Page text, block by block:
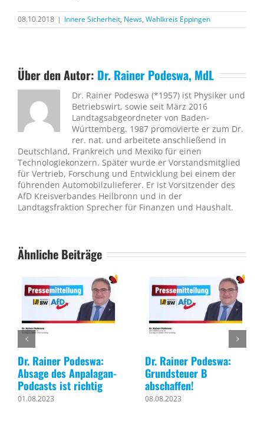
08.10.2018 | Innere Sicherheit, News, Wahlkreis Eppingen
Über den Autor: Dr. Rainer Podeswa, MdL
Dr. Rainer Podeswa (*1957) ist Physiker und
Betriebswirt, sowie seit März 2016
Landtagsabgeordneter von Baden-
Württemberg. 1987 promovierte er zum Dr.
rer. nat. und arbeitete anschließend in
Deutschland, Frankreich und Mexiko für einen
Technologiekonzern. Später wurde er Vorstandsmitglied
für Vertrieb, Forschung und Entwicklung bei einem der
führenden Automobilzulieferer. Er ist Vorsitzender des
AfD Kreisverbandes Heilbronn und in der
Landtagsfraktion Sprecher für Finanzen und Haushalt.
Ähnliche Beiträge
Podeswa:
Anpalagan-
ist richtig
Dr. Rainer Podeswa:
Grundsteuer B
abschaffen!
Dr.